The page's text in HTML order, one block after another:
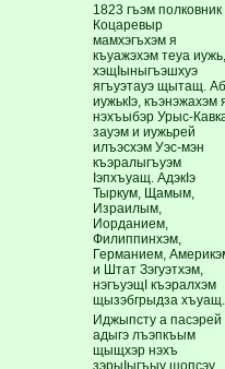
1823 гъэм полковник
Коцаревыр
мамхэгъхэм я
къуажэхэм теуа
хэщIыныгъэшхуэ
ягъуэтауэ щытащ.
иужькIэ, къэнэжахэм
нэхъыбэр Урыс-
зауэм и иужьрей
илъэсхэм Уэс-мэн
къэралыгъуэм
Iэпхъуащ. АдэкIэ
Тыркум, Щамым,
Израилым,
Иорданием,
Филиппинхэм,
Германием,
и Штат Зэгуэтхэм,
нэгъуэщI къэралхэм
щызэбгрыдза хъуащ.
Иджыпсту а пасэрей
адыгэ лъэпкъым
щыщхэр нэхъ
зэрыIыгъыу щопсэу